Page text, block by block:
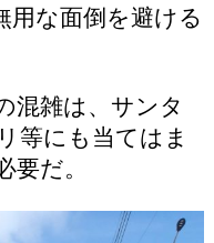
用な面倒を避ける
混雑は、サンタ
等にも当てはま
要だ。